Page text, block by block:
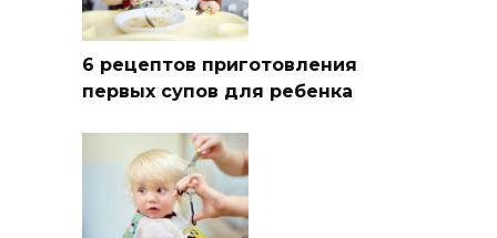
6 рецептов приготовления
первых супов для ребенка